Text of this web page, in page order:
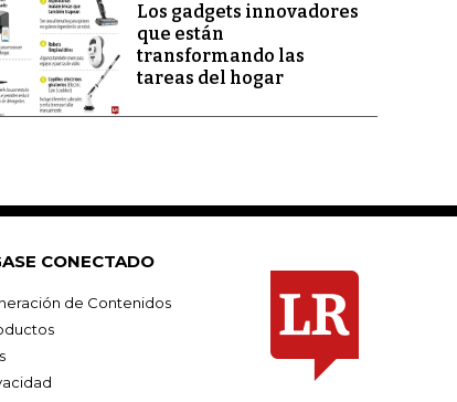
Los gadgets innovadores
que están
transformando las
tareas del hogar
CONECTADO
de Contenidos